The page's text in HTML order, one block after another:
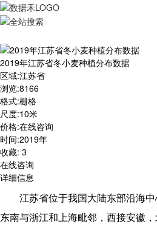
2019年江苏省冬小麦种植分布数据
区域:江苏省
浏览:8166
格式:栅格
尺度:10米
价格:在线咨询
时间:2019年
收藏: 3
在线咨询
详细信息
江苏省位于我国大陆东部沿海
东南与浙江和上海毗邻，西接安徽